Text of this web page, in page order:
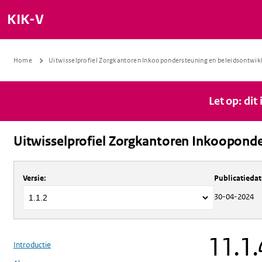
KIK-V
Home Uitwisselprofiel Zorgkantoren Inkoopondersteuning en
Let op: dit
Uitwisselprofiel Zorgkantoren
Over Uitwisselprofiel Zorgkantoren
Versie:
30-04-2024
Introductie